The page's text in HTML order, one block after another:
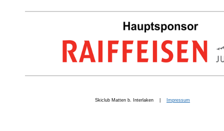
Skiclub Matten b. Interlaken | Impressum